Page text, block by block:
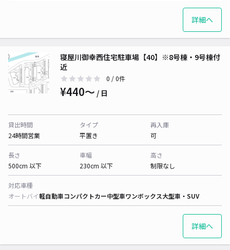
詳細へ
寝屋川御幸西住宅駐車場【40】※8号棟・9号棟付
近
0 / 0件
¥440〜 / 日
貸出時間
24時間営業
タイプ
平置き
再入庫
可
長さ
500cm 以下
車幅
230cm 以下
高さ
制限なし
対応車種
オートバイ軽自動車コンパクトカー中型車ワンボックス大型車・SUV
詳細へ